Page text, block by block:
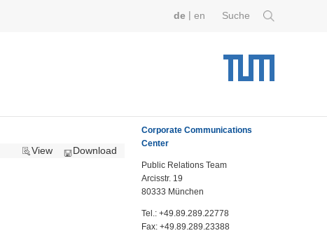
Suche
de en
View Download
Corporate Communications
Center
Public Relations Team
Arcisstr. 19
80333 München
Tel.: +49.89.289.22778
Fax: +49.89.289.23388